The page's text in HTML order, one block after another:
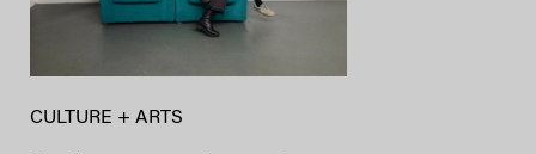
CULTURE + ARTS